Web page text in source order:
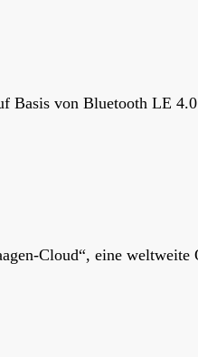
von Bluetooth LE
Cloud“, eine